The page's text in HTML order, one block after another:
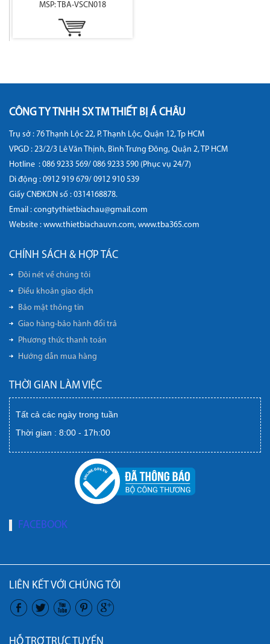
MSP: TBA-VSCN018
CÔNG TY TNHH SX TM THIẾT BỊ Á CHÂU
Trụ sở : 76 Thạnh Lộc 22, P. Thạnh Lộc, Quận 12, Tp HCM
VPGD : 23/2/3 Lê Văn Thịnh, Bình Trưng Đông, Quận 2, TP HCM
Hotline : 086 9233 569/ 086 9233 590 (Phục vụ 24/7)
Di động : 0912 919 679/ 0912 910 539
Giấy CNĐKDN số : 0314168878.
Email : congtythietbiachau@gmail.com
Website : www.thietbiachauvn.com, www.tba365.com
CHÍNH SÁCH & HỢP TÁC
Đôi nét về chúng tôi
Điều khoản giao dịch
Bảo mật thông tin
Giao hàng-bảo hành đổi trả
Phương thức thanh toán
Hướng dẫn mua hàng
THỜI GIAN LÀM VIỆC
Tất cả các ngày trong tuần
Thời gian : 8:00 - 17h:00
FACEBOOK
LIÊN KẾT VỚI CHÚNG TÔI